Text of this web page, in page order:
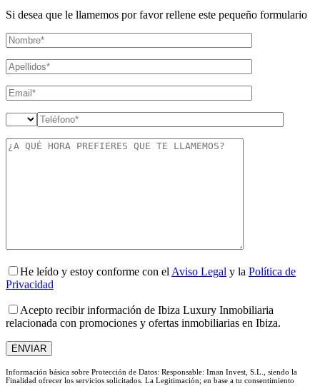
Si desea que le llamemos por favor rellene este pequeño formulario
He leído y estoy conforme con el Aviso Legal y la Política de
Privacidad
Acepto recibir información de Ibiza Luxury Inmobiliaria
relacionada con promociones y ofertas inmobiliarias en Ibiza.
Información básica sobre Protección de Datos: Responsable: Iman Invest, S.L., siendo la
Finalidad ofrecer los servicios solicitados. La Legitimación; en base a tu consentimiento